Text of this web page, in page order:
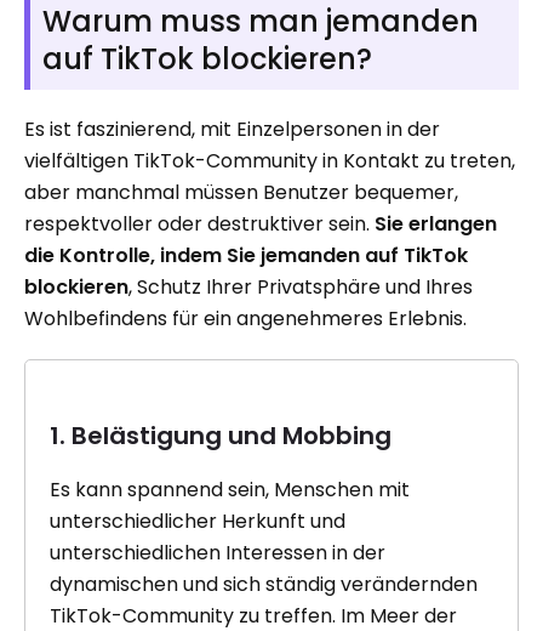
Warum muss man jemanden
auf TikTok blockieren?
Es ist faszinierend, mit Einzelpersonen in der
vielfältigen TikTok-Community in Kontakt zu treten,
aber manchmal müssen Benutzer bequemer,
respektvoller oder destruktiver sein. Sie erlangen
die Kontrolle, indem Sie jemanden auf TikTok
blockieren, Schutz Ihrer Privatsphäre und Ihres
Wohlbefindens für ein angenehmeres Erlebnis.
1. Belästigung und Mobbing
Es kann spannend sein, Menschen mit
unterschiedlicher Herkunft und
unterschiedlichen Interessen in der
dynamischen und sich ständig verändernden
TikTok-Community zu treffen. Im Meer der